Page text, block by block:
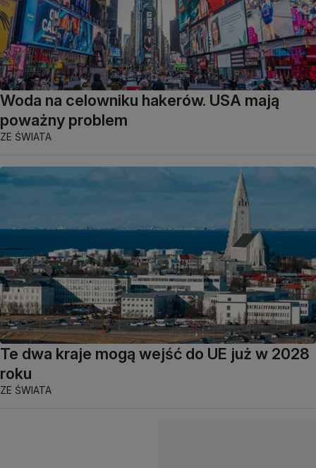
Woda na celowniku hakerów. USA mają
poważny problem
ZE ŚWIATA
Te dwa kraje mogą wejść do UE już w 2028
roku
ZE ŚWIATA